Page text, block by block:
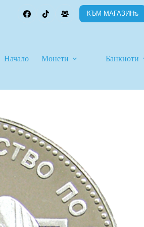
КЪМ МАГАЗИНъ
Начало Монети Банкноти